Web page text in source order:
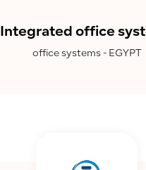
Integrated office
office systems - EGYPT